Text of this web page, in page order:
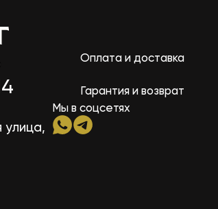
Оплата и доставка
Гарантия и возврат
улица,
Мы в соцсетях